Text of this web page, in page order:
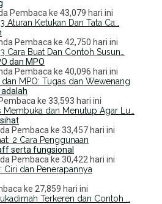
Pembaca ke 43,079 hari ini
Aturan Ketukan Dan Tata Ca…
Pembaca ke 42,750 hari ini
Cara Buat Dan Contoh Susun…
Pembaca ke 40,096 hari ini
MPO: Tugas dan Wewenang
ke 33,593 hari ini
dan Menutup Agar Lu…
Pembaca ke 33,457 hari ini
2 Cara Penggunaan
Pembaca ke 30,422 hari ini
Ciri dan Penerapannya
ke 27,859 hari ini
Terkeren dan Contoh …